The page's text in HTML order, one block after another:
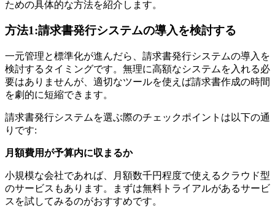
ための具体的な方法を紹介します。
方法1:請求書発行システムの導入を検討する
一元管理と標準化が進んだら、請求書発行システムの導入を
検討するタイミングです。無理に高額なシステムを入れる必
要はありませんが、適切なツールを使えば請求書作成の時間
を劇的に短縮できます。
請求書発行システムを選ぶ際のチェックポイントは以下の通
りです:
月額費用が予算内に収まるか
小規模な会社であれば、月額数千円程度で使えるクラウド型
のサービスもあります。まずは無料トライアルがあるサービ
スを試してみるのがおすすめです。